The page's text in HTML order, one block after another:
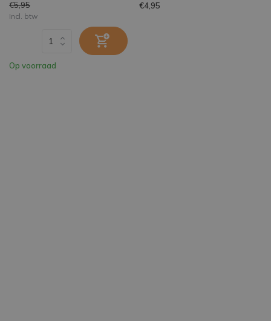
€5,95 €4,95
Incl. btw
Op voorraad